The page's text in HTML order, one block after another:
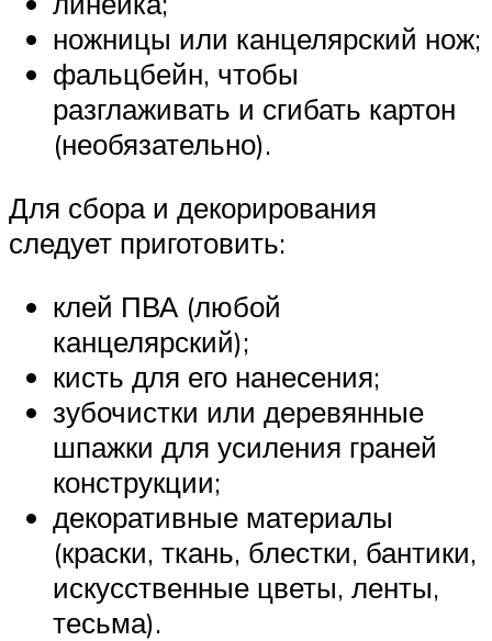
ножницы или канцелярский нож;
фальцбейн, чтобы
разглаживать и сгибать картон
(необязательно).
Для сбора и декорирования
следует приготовить:
клей ПВА (любой
канцелярский);
кисть для его нанесения;
зубочистки или деревянные
шпажки для усиления граней
конструкции;
декоративные материалы
(краски, ткань, блестки, бантики,
искусственные цветы, ленты,
тесьма).